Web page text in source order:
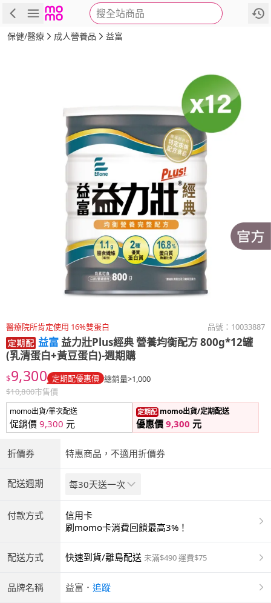
搜全站商品
商品 評價 詳情
保健/醫療 成人營養品 益富
醫療院所肯定使用 16%雙蛋白 品號： 10033887
益富益力壯Plus經典 營養均衡配方 800g*12罐
(乳清蛋白+黃豆蛋白)-週期購
$9,300 定期配優惠價 總銷量>1,000
$10,800市售價
momo出貨/單次配送
促銷價 9,300 元
定期配 momo出貨/定期配送
優惠價 9,300 元
折價券 特惠商品，不適用折價券
配送週期 每30天送一次
付款方式
信用卡
刷momo卡消費回饋最高3%！
配送方式 快速到貨/離島配送 未滿$490 運費$75
品牌名稱 益富 ． 追蹤